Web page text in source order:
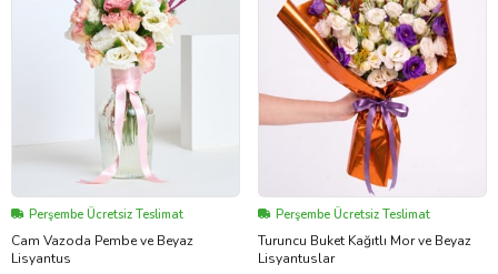
Perşembe Ücretsiz Teslimat
Cam Vazoda Pembe ve Beyaz
Lisyantus
Perşembe Ücretsiz Teslimat
Turuncu Buket Kağıtlı Mor ve Beyaz
Lisyantuslar